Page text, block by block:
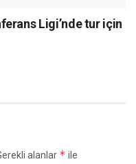
Ligi’nde tur için
alanlar * ile